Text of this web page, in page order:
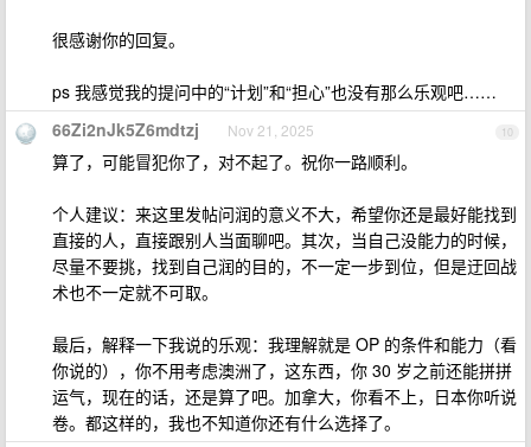
很感谢你的回复。
ps 我感觉我的提问中的“计划”和“担心”也没有那么乐观吧……
10
66Zi2nJk5Z6mdtzj Nov 21, 2025
算了，可能冒犯你了，对不起了。祝你一路顺利。
个人建议：来这里发帖问润的意义不大，希望你还是最好能找到
直接的人，直接跟别人当面聊吧。其次，当自己没能力的时候，
尽量不要挑，找到自己润的目的，不一定一步到位，但是迂回战
术也不一定就不可取。
最后，解释一下我说的乐观：我理解就是 OP 的条件和能力（看
你说的），你不用考虑澳洲了，这东西，你 30 岁之前还能拼拼
运气，现在的话，还是算了吧。加拿大，你看不上，日本你听说
卷。都这样的，我也不知道你还有什么选择了。